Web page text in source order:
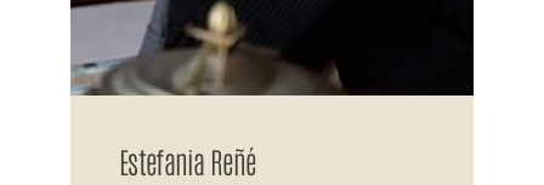
Estefania Reñé